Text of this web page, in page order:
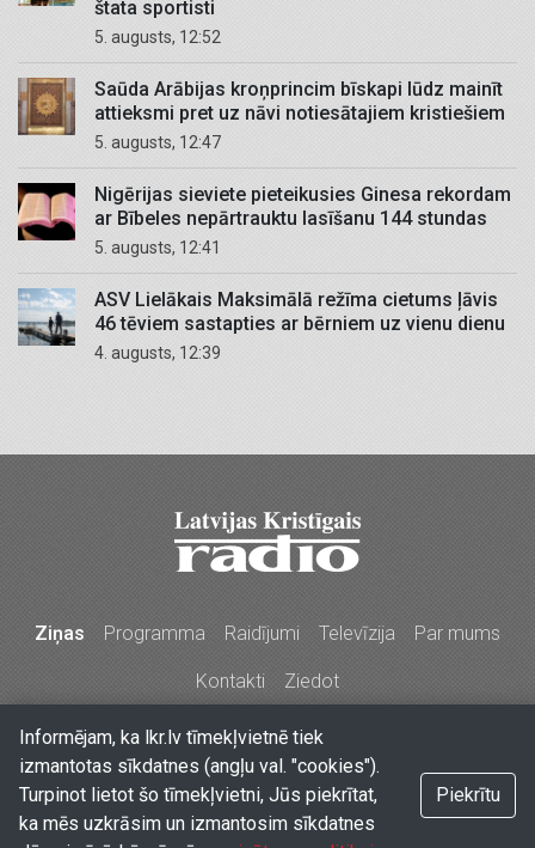
štata sportisti
5. augusts, 12:52
Saūda Arābijas kroņprincim bīskapi lūdz mainīt
attieksmi pret uz nāvi notiesātajiem kristiešiem
5. augusts, 12:47
Nigērijas sieviete pieteikusies Ginesa rekordam
ar Bībeles nepārtrauktu lasīšanu 144 stundas
5. augusts, 12:41
ASV Lielākais Maksimālā režīma cietums ļāvis
46 tēviem sastapties ar bērniem uz vienu dienu
4. augusts, 12:39
Ziņas Programma Raidījumi Televīzija Par mums
Kontakti Ziedot
Stabu iela 77a, Rīga, LV-1009, Latvija
67210096, e-pastslkr@lkr.lv •
Copyright 2026 SIA "Vārds
& Co" - Latvijas Kristīgais radio
Informējam, ka lkr.lv tīmekļvietnē tiek
izmantotas sīkdatnes (angļu val. "cookies").
Turpinot lietot šo tīmekļvietni, Jūs piekrītat,
ka mēs uzkrāsim un izmantosim sīkdatnes
Piekrītu